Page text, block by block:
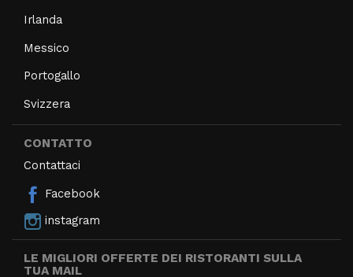
Irlanda
Messico
Portogallo
Svizzera
CONTATTO
Contattaci
Facebook
instagram
LE MIGLIORI OFFERTE DEI RISTORANTI SULLA
TUA MAIL